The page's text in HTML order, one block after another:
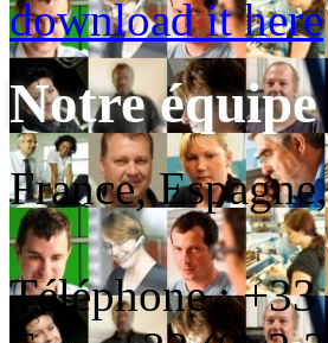
download it here
Notre équipe
France,
Téléphone :